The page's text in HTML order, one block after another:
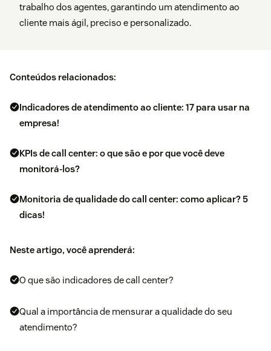
trabalho dos agentes, garantindo um atendimento ao
cliente mais ágil, preciso e personalizado.
Conteúdos relacionados:
Indicadores de atendimento ao cliente: 17 para usar na
empresa!
KPIs de call center: o que são e por que você deve
monitorá-los?
Monitoria de qualidade do call center: como aplicar? 5
dicas!
Neste artigo, você aprenderá:
O que são indicadores de call center?
Qual a importância de mensurar a qualidade do seu
atendimento?